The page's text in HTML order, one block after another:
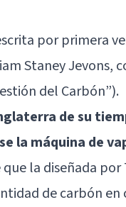
por primera
Staney Jevons,
del Carbón”).
de su
la máquina de
la diseñada
de carbón en